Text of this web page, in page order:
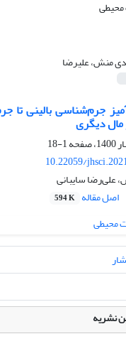
منش، علیرضا
جرم‌شناسی بالینی
مال دیگری
1-18
10.22059/
علی‌رضا سایبانی
اصل مقاله 594 K
نشریه